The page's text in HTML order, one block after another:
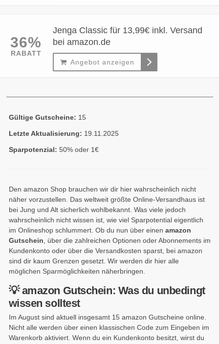
36%
RABATT
Jenga Classic für 13,99€ inkl. Versand
bei amazon.de
Angebot anzeigen
Gültige Gutscheine: 15
Letzte Aktualisierung: 19.11.2025
Sparpotenzial: 50% oder 1€
Den amazon Shop brauchen wir dir hier wahrscheinlich nicht
näher vorzustellen. Das weltweit größte Online-Versandhaus ist
bei Jung und Alt sicherlich wohlbekannt. Was viele jedoch
wahrscheinlich nicht wissen ist, wie viel Sparpotential eigentlich
im Onlineshop schlummert. Ob du nun über einen amazon
Gutschein , über die zahlreichen Optionen oder Abonnements im
Kundenkonto oder über die Versandkosten sparst, bei amazon
sind dir kaum Grenzen gesetzt. Wir werden dir hier alle
möglichen Sparmöglichkeiten näherbringen.
💡 amazon Gutschein: Was du unbedingt
wissen solltest
Im August sind aktuell insgesamt 15 amazon Gutscheine online.
Nicht alle werden über einen klassischen Code zum Eingeben im
Warenkorb aktiviert. Wenn du ein Kundenkonto besitzt, wirst du